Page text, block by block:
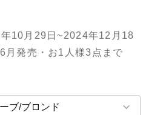
10月29日~2024年12月18
月発売・お1人様3点まで